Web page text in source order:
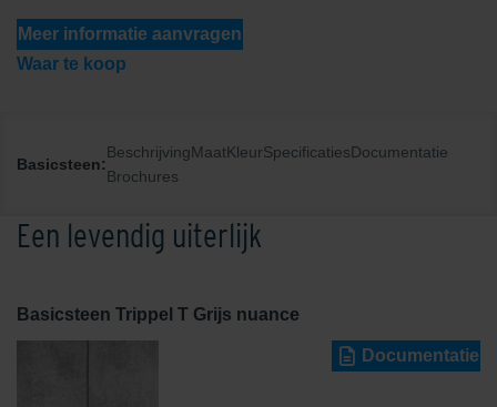
Meer informatie aanvragen
Waar te koop
Basicsteen:
BeschrijvingMaatKleurSpecificatiesDocumentatie
Brochures
Een levendig uiterlijk
Basicsteen Trippel T Grijs nuance
Documentatie